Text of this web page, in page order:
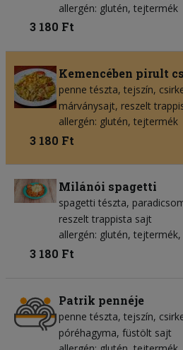
allergén: glutén, tejtermék
3 180 Ft
Kemencében pirult
penne tészta tejszín
márványsajt reszelt
allergén: glutén, tejtermék
3 180 Ft
Milánói spagetti
spagetti tészta
reszelt trappista sajt
allergén: glutén,
3 180 Ft
Patrik pennéje
penne tészta tejszín
póréhagyma füstölt sajt